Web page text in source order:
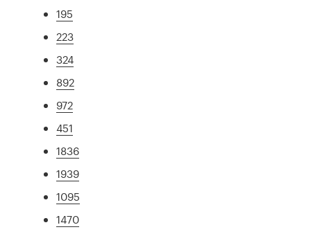
195
223
324
892
972
451
1836
1939
1095
1470